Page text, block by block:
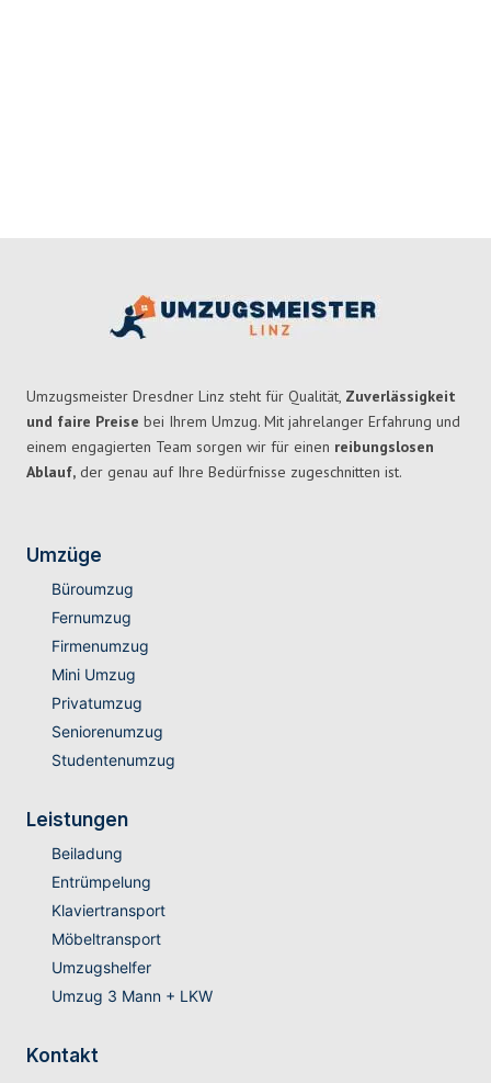
Umzugsmeister Dresdner Linz steht für Qualität, Zuverlässigkeit
und faire Preise bei Ihrem Umzug. Mit jahrelanger Erfahrung und
einem engagierten Team sorgen wir für einen reibungslosen
Ablauf, der genau auf Ihre Bedürfnisse zugeschnitten ist.
Umzüge
Büroumzug
Fernumzug
Firmenumzug
Mini Umzug
Privatumzug
Seniorenumzug
Studentenumzug
Leistungen
Beiladung
Entrümpelung
Klaviertransport
Möbeltransport
Umzugshelfer
Umzug 3 Mann + LKW
Kontakt